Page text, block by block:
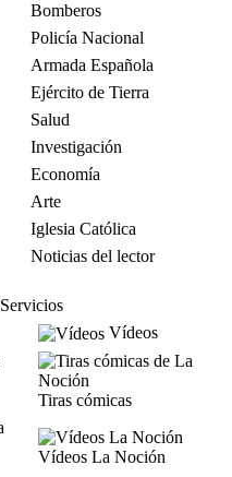
Bomberos
Policía Nacional
Armada Española
Ejército de Tierra
Salud
Investigación
Economía
Arte
Iglesia Católica
Noticias del lector
Servicios
Vídeos
Tiras cómicas
Vídeos La Noción